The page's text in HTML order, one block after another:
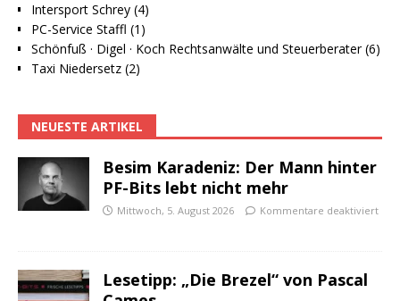
Intersport Schrey (4)
PC-Service Staffl (1)
Schönfuß · Digel · Koch Rechtsanwälte und Steuerberater (6)
Taxi Niedersetz (2)
NEUESTE ARTIKEL
Besim Karadeniz: Der Mann hinter
PF-Bits lebt nicht mehr
Mittwoch, 5. August 2026 Kommentare deaktiviert
Lesetipp: „Die Brezel“ von Pascal